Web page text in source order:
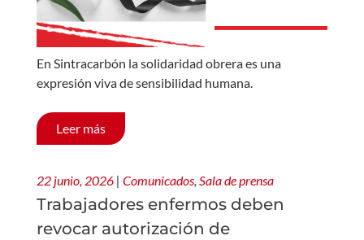
En Sintracarbón la solidaridad obrera es una
expresión viva de sensibilidad humana.
Leer más
22 junio, 2026 | Comunicados, Sala de prensa
Trabajadores enfermos deben
revocar autorización de